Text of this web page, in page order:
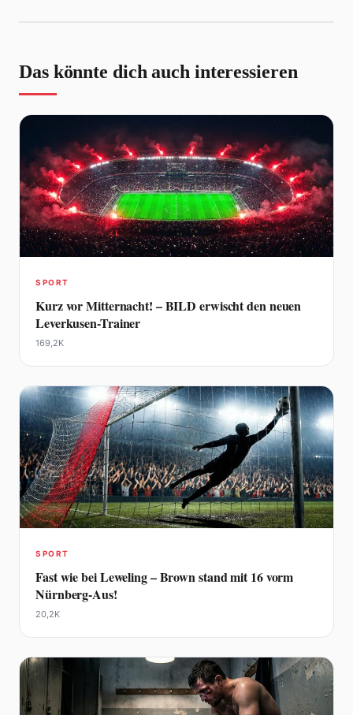
Das könnte dich auch interessieren
SPORT
Kurz vor Mitternacht! – BILD erwischt den neuen
Leverkusen-Trainer
169,2K
SPORT
Fast wie bei Leweling – Brown stand mit 16 vorm
Nürnberg-Aus!
20,2K